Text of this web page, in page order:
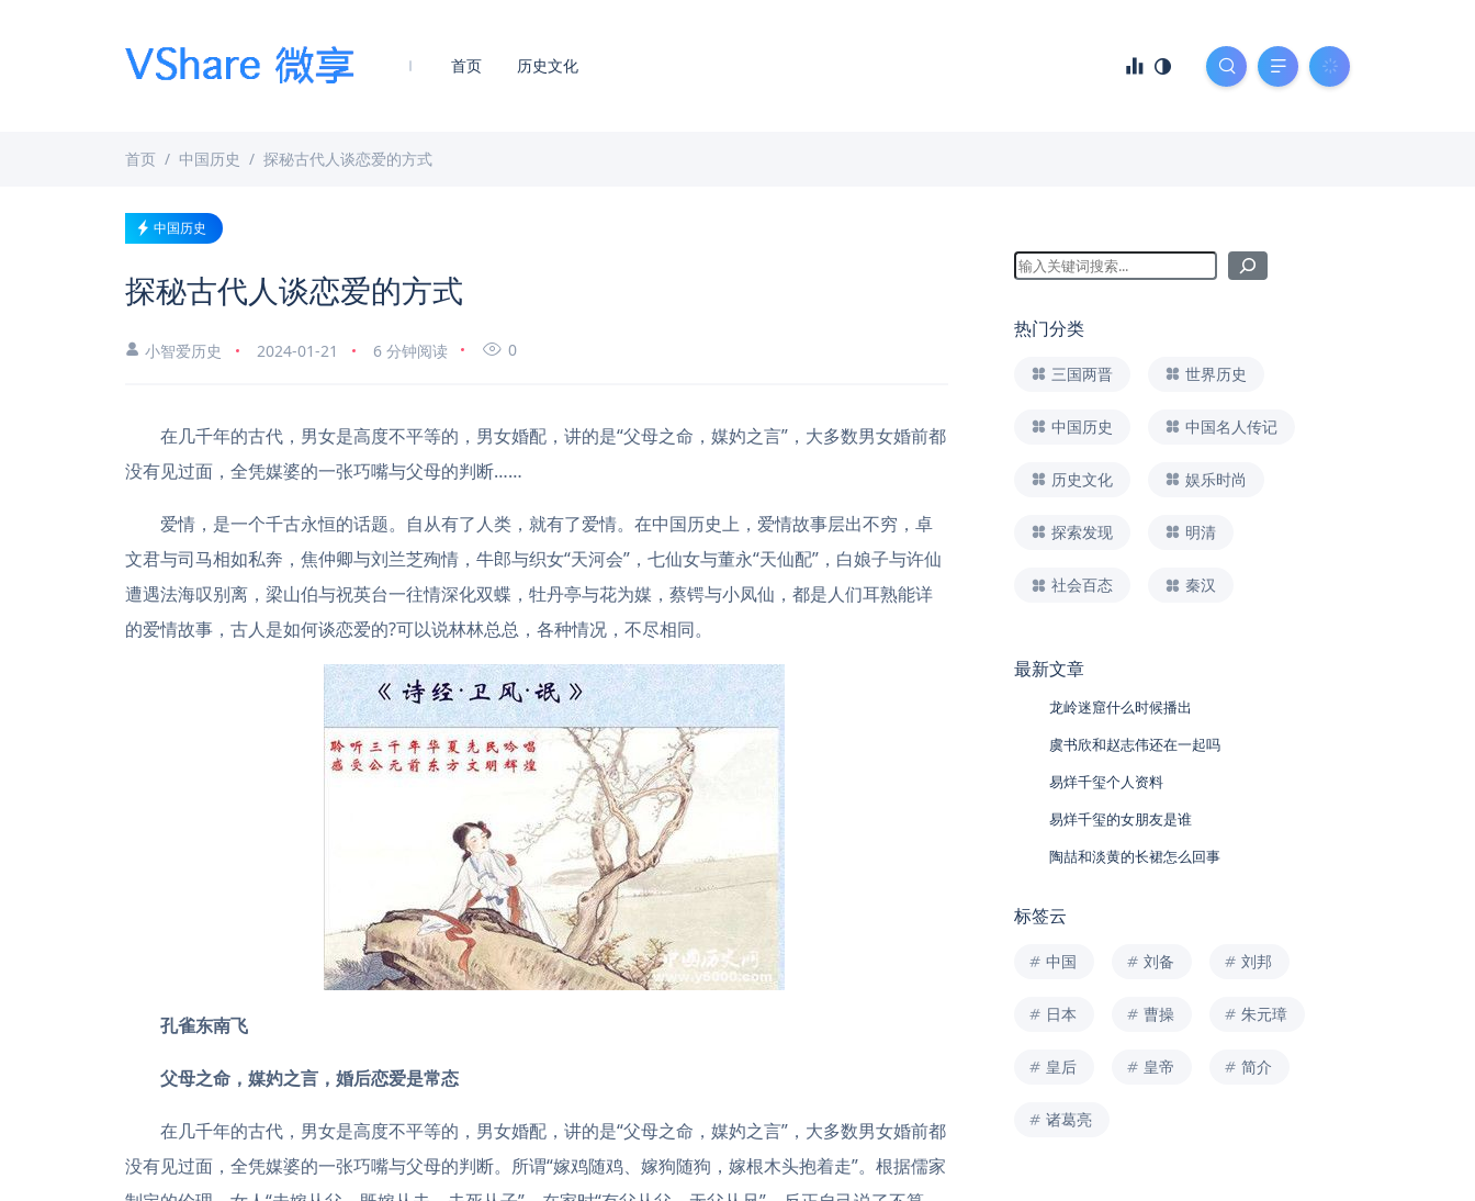
首页 历史文化
首页 中国历史 探秘古代人谈恋爱的方式
中国历史
探秘古代人谈恋爱的方式
小智爱历史 2024-01-21 6 分钟阅读 0
在几千年的古代，男女是高度不平等的，男女婚配，讲的是“父母之命，媒妁之言”，大多数男女婚前都
没有见过面，全凭媒婆的一张巧嘴与父母的判断……
爱情，是一个千古永恒的话题。自从有了人类，就有了爱情。在中国历史上，爱情故事层出不穷，卓
文君与司马相如私奔，焦仲卿与刘兰芝殉情，牛郎与织女“天河会”，七仙女与董永“天仙配”，白娘子与许仙
遭遇法海叹别离，梁山伯与祝英台一往情深化双蝶，牡丹亭与花为媒，蔡锷与小凤仙，都是人们耳熟能详
的爱情故事，古人是如何谈恋爱的?可以说林林总总，各种情况，不尽相同。
孔雀东南飞
父母之命，媒妁之言，婚后恋爱是常态
在几千年的古代，男女是高度不平等的，男女婚配，讲的是“父母之命，媒妁之言”，大多数男女婚前都
没有见过面，全凭媒婆的一张巧嘴与父母的判断。所谓“嫁鸡随鸡、嫁狗随狗，嫁根木头抱着走”。根据儒家
热门分类
三国两晋 世界历史
中国历史 中国名人传记
历史文化 娱乐时尚
探索发现 明清
社会百态 秦汉
最新文章
龙岭迷窟什么时候播出
虞书欣和赵志伟还在一起吗
易烊千玺个人资料
易烊千玺的女朋友是谁
陶喆和淡黄的长裙怎么回事
标签云
中国 刘备 刘邦
日本 曹操 朱元璋
皇后 皇帝 简介
诸葛亮